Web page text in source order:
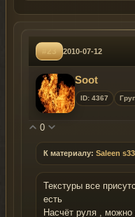
#23 2010-07-12
Soot
ID: 4367
0
К материалу: Saleen
Текстуры все
есть
Насчёт руля , можно